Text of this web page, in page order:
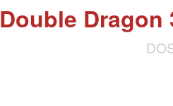
Double Dragon